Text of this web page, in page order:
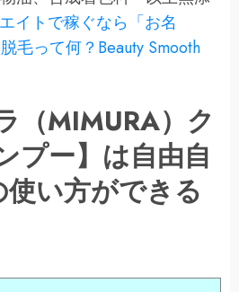
イトで稼ぐなら「お名
脱毛って何？Beauty Smooth
（MIMURA）ク
プー】は自由自
い方ができる